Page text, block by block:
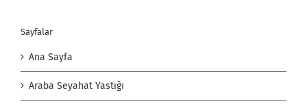
Sayfalar
Ana Sayfa
Araba Seyahat Yastığı